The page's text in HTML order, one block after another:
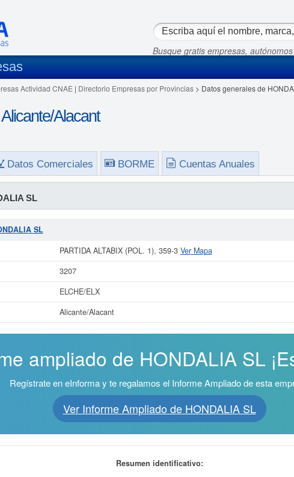
Busque gratis empresas,
Actividad CNAE | Directorio Empresas por Provincias> Datos generales de
Alacant
Datos Comerciales BORME Cuentas Anuales
SL
SL
PARTIDA ALTABIX (POL. 1), 359-3 Ver Mapa
3207
ELCHE/ELX
Alicante/Alacant
ampliado de HONDALIA SL
Regístrate en eInforma y te regalamos el Informe Ampliado de esta
Ver Informe Ampliado de HONDALIA SL
Resumen identificativo: